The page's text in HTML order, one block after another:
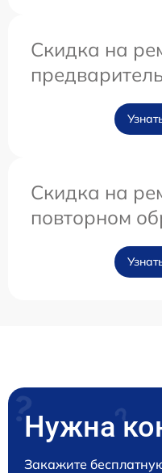
Скидка на
Скидка на
повторном
Нужна
Закажите